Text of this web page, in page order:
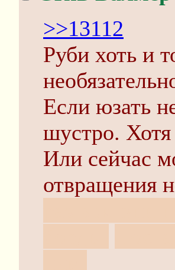
>>13112
Руби хоть и
Если юзать
шустро.
Или сейчас
отвращения